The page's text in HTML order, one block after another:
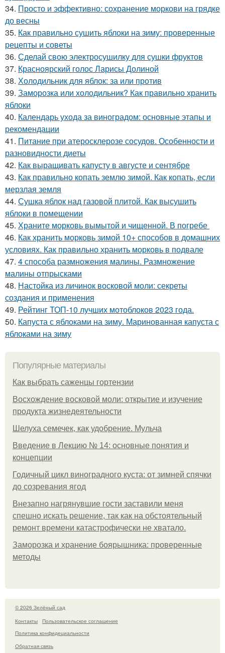
34. Просто и эффективно: сохранение моркови на грядке
до весны
35. Как правильно сушить яблоки на зиму: проверенные
рецепты и советы
36. Сделай свою электросушилку для сушки фруктов
37. Красноярский голос Ларисы Долиной
38. Холодильник для яблок: за или против
39. Заморозка или холодильник? Как правильно хранить
яблоки
40. Календарь ухода за виноградом: основные этапы и
рекомендации
41. Питание при атеросклерозе сосудов. Особенности и
разновидности диеты
42. Как выращивать капусту в августе и сентябре
43. Как правильно копать землю зимой. Как копать, если
мерзлая земля
44. Сушка яблок над газовой плитой. Как высушить
яблоки в помещении
45. Храните морковь вымытой и чищенной. В погребе
46. Как хранить морковь зимой 10+ способов в домашних
условиях. Как правильно хранить морковь в подвале
47. 4 способа размножения малины. Размножение
малины отпрысками
48. Настойка из личинок восковой моли: секреты
создания и применения
49. Рейтинг ТОП-10 лучших мотоблоков 2023 года.
50. Капуста с яблоками на зиму. Маринованная капуста с
яблоками на зиму
Популярные материалы
Как выбрать саженцы гортензии
Восхождение восковой моли: открытие и изучение
продукта жизнедеятельности
Шелуха семечек, как удобрение. Мульча
Введение в Лекцию № 14: основные понятия и
концепции
Годичный цикл виноградного куста: от зимней спячки
до созревания ягод
Внезапно нагрянувшие гости заставили меня
спешно искать решение, так как на обстоятельный
ремонт времени катастрофически не хватало.
Заморозка и хранение боярышника: проверенные
методы
© 2026 Зелёный сад
Контакты
Пользовательское соглашение
Политика конфидециальности
Обратная связь